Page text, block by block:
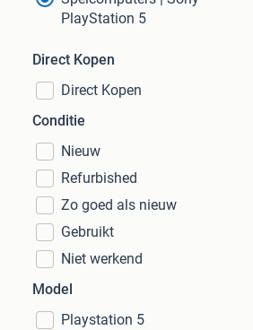
PlayStation 5
Direct Kopen
Direct Kopen
Conditie
Nieuw
Refurbished
Zo goed als nieuw
Gebruikt
Niet werkend
Model
Playstation 5